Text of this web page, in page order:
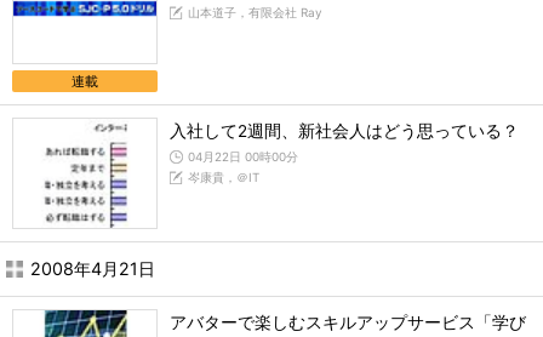
連載
山本道子，有限会社 Ray
入社して2週間、新社会人はどう思っている？
04月22日 00時00分
岑康貴，＠IT
2008年4月21日
アバターで楽しむスキルアップサービス「学び